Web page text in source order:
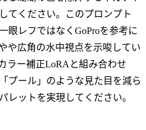
てください。このプロンプト
眼レフではなくGoProを参考に
や広角の水中視点を示唆してい
ラー補正LoRAと組み合わせ
プール」のような見た目を減ら
レットを実現してください。